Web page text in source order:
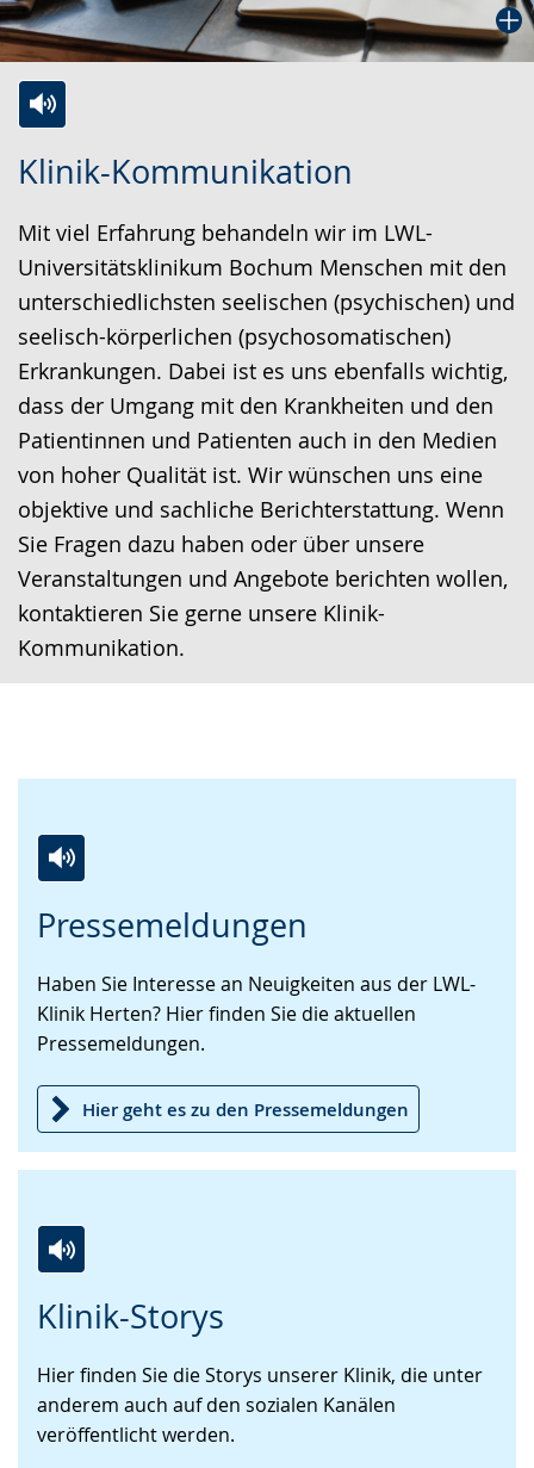
Klinik-Kommunikation
Mit viel Erfahrung behandeln wir im LWL-
Universitätsklinikum Bochum Menschen mit den
unterschiedlichsten seelischen (psychischen) und
seelisch-körperlichen (psychosomatischen)
Erkrankungen. Dabei ist es uns ebenfalls wichtig,
dass der Umgang mit den Krankheiten und den
Patientinnen und Patienten auch in den Medien
von hoher Qualität ist. Wir wünschen uns eine
objektive und sachliche Berichterstattung. Wenn
Sie Fragen dazu haben oder über unsere
Veranstaltungen und Angebote berichten wollen,
kontaktieren Sie gerne unsere Klinik-
Kommunikation.
Leichten
wechseln.
Audio-
Video
Deutscher
Gebärdensprache
wird
angezeigt.
Pressemeldungen
Leichten
wechseln.
Audio-
Video
Deutscher
Gebärdensprache
wird
Haben Sie Interesse an Neuigkeiten aus der LWL-
Klinik Herten? Hier finden Sie die aktuellen
Pressemeldungen.
Hier geht es zu den Pressemeldungen
Klinik-Storys
Leichten
wechseln.
Audio-
Video
Deutscher
Gebärdensprache
wird
Hier finden Sie die Storys unserer Klinik, die unter
anderem auch auf den sozialen Kanälen
veröffentlicht werden.